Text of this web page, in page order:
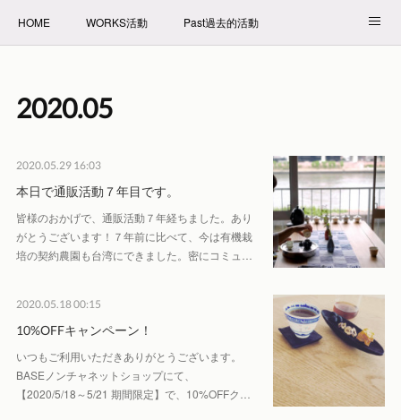
HOME WORKS活動 Past過去的活動
2020.05
2020.05.29 16:03
本日で通販活動７年目です。
皆様のおかげで、通販活動７年経ちました。あり
がとうございます！７年前に比べて、今は有機栽
培の契約農園も台湾にできました。密にコミュ…
2020.05.18 00:15
10%OFFキャンペーン！
いつもご利用いただきありがとうございます。
BASEノンチャネットショップにて、
【2020/5/18～5/21 期間限定】で、10%OFFク…